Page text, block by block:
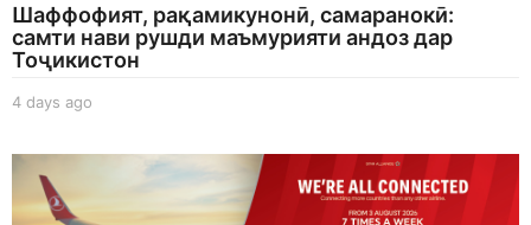
Шаффофият, рақамикунонӣ, самаранокӣ:
самти нави рушди маъмурияти андоз дар
Тоҷикистон
4 days ago